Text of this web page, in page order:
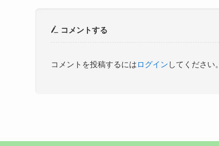
コメントする
コメントを投稿するには ログイン してください